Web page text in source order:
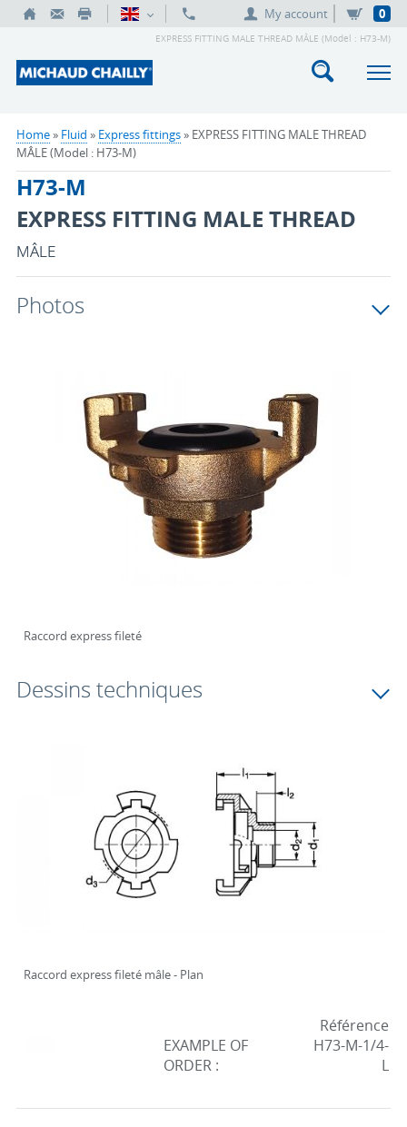
My account 0
EXPRESS FITTING MALE THREAD MÂLE (Model : H73-M)
Home» Fluid » Express fittings» EXPRESS FITTING MALE THREAD
MÂLE (Model : H73-M)
H73-M
EXPRESS FITTING MALE THREAD
MÂLE
Photos
Raccord express fileté
Dessins techniques
Raccord express fileté mâle - Plan
EXAMPLE OF
ORDER :
Référence
H73-M-1/4-
L